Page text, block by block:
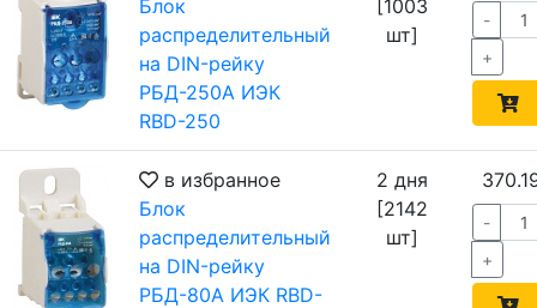
Блок
распределительный
на DIN-рейку
РБД-250А ИЭК
RBD-250
[1003
шт]
-
+
в избранное
Блок
распределительный
на DIN-рейку
РБД-80А ИЭК RBD-
2 дня
[2142
шт]
-
+